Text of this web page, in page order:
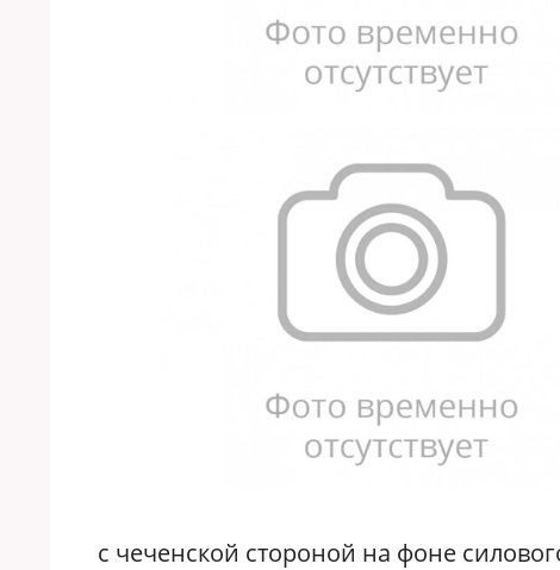
с чеченской стороной на фоне